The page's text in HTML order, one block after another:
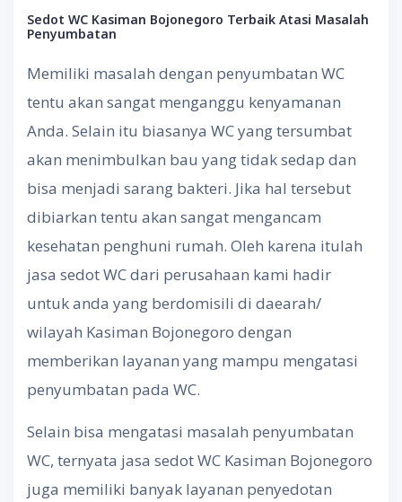
Sedot WC Kasiman Bojonegoro Terbaik Atasi Masalah
Penyumbatan
Memiliki masalah dengan penyumbatan WC
tentu akan sangat menganggu kenyamanan
Anda. Selain itu biasanya WC yang tersumbat
akan menimbulkan bau yang tidak sedap dan
bisa menjadi sarang bakteri. Jika hal tersebut
dibiarkan tentu akan sangat mengancam
kesehatan penghuni rumah. Oleh karena itulah
jasa sedot WC dari perusahaan kami hadir
untuk anda yang berdomisili di daearah/
wilayah Kasiman Bojonegoro dengan
memberikan layanan yang mampu mengatasi
penyumbatan pada WC.
Selain bisa mengatasi masalah penyumbatan
WC, ternyata jasa sedot WC Kasiman Bojonegoro
juga memiliki banyak layanan penyedotan